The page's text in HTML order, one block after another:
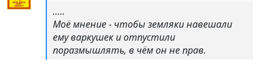
.....
Моё мнение - чтобы земляки навешали
ему варкушек и отпустили
поразмышлять, в чём он не прав.